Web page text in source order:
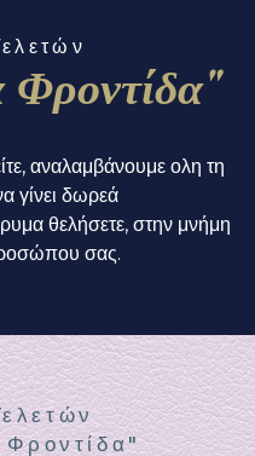
Φροντίδα"
αναλαμβάνουμε ολη τη
γίνει δωρεά
θελήσετε, στην μνήμη
σας.
Φροντίδα"